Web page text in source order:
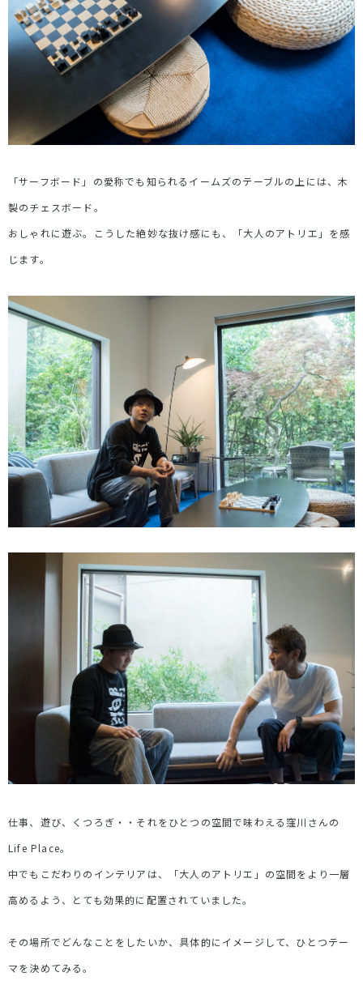
「サーフボード」の愛称でも知られるイームズのテーブルの上には、木
製のチェスボード。
おしゃれに遊ぶ。こうした絶妙な抜け感にも、「大人のアトリエ」を感
じます。
仕事、遊び、くつろぎ・・それをひとつの空間で味わえる窪川さんの
Life Place。
中でもこだわりのインテリアは、「大人のアトリエ」の空間をより一層
高めるよう、とても効果的に配置されていました。
その場所でどんなことをしたいか、具体的にイメージして、ひとつテー
マを決めてみる。